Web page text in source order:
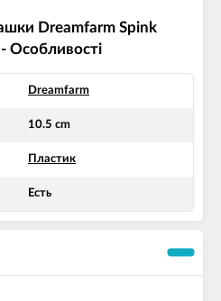
Dreamfarm Spink
Особливості
Dreamfarm
10.5 cm
Пластик
Есть